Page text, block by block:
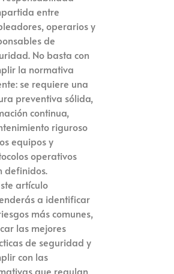
entre
operarios y
de
No basta con
la normativa
se requiere una
preventiva sólida,
continua,
riguroso
equipos y
operativos
definidos.
artículo
a identificar
más comunes,
las mejores
de seguridad y
con las
que regulan